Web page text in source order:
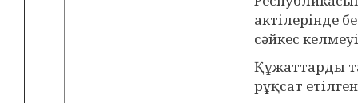
актілерінде
сәйкес
Құжаттарды
рұқсат